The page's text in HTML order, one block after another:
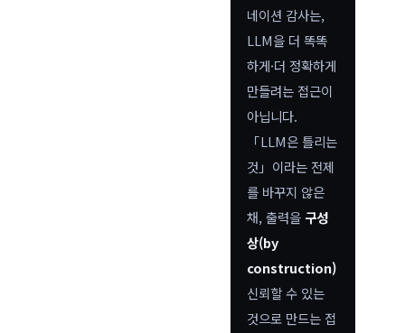
네이션 감사는,
LLM을 더 똑똑
하게·더 정확하게
만들려는 접근이
아닙니다.
「LLM은 틀리는
것」이라는 전제
를 바꾸지 않은
채, 출력을 구성
상(by
construction)
신뢰할 수 있는
것으로 만드는 접